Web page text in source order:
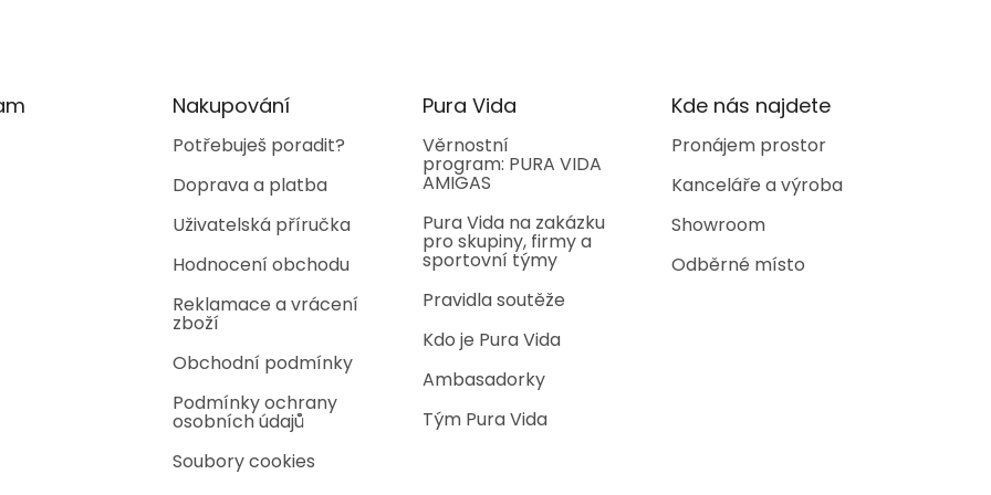
Nakupování
Potřebuješ poradit?
Doprava a platba
Uživatelská příručka
Hodnocení obchodu
Reklamace a vrácení
zboží
Obchodní podmínky
Podmínky ochrany
osobních údajů
Soubory cookies
Pura Vida
Věrnostní
program: PURA VIDA
AMIGAS
Pura Vida na zakázku
pro skupiny, firmy a
sportovní týmy
Pravidla soutěže
Kdo je Pura Vida
Ambasadorky
Tým Pura Vida
Kde nás najdete
Pronájem prostor
Kanceláře a výroba
Showroom
Odběrné místo